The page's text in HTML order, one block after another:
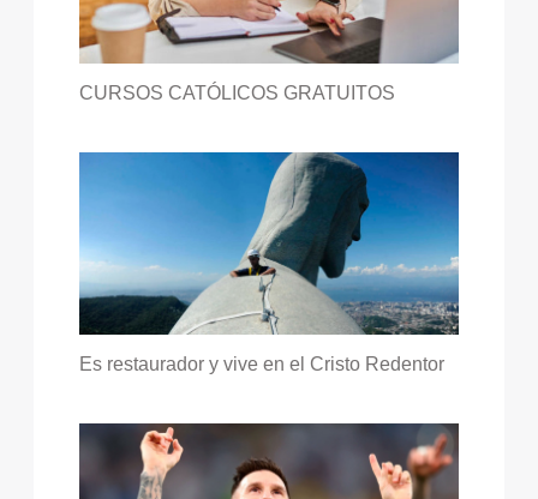
CURSOS CATÓLICOS GRATUITOS
Es restaurador y vive en el Cristo Redentor